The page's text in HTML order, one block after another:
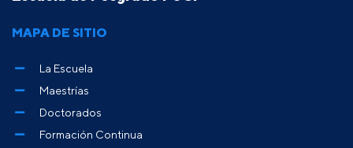
MAPA DE SITIO
La Escuela
Maestrías
Doctorados
Formación Continua